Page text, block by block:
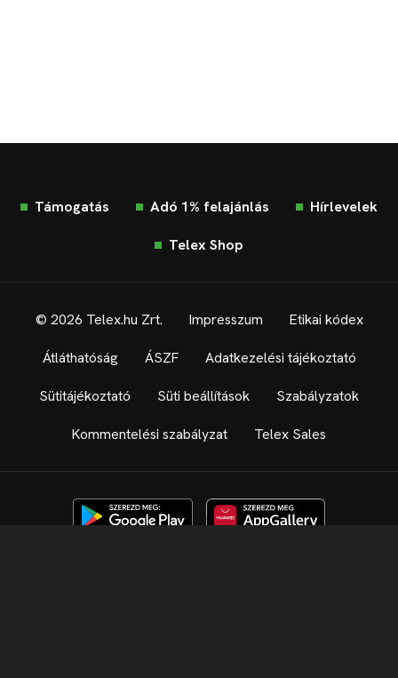
Támogatás Adó 1% felajánlás Hírlevelek
Telex Shop
© 2026 Telex.hu Zrt. Impresszum Etikai kódex
Átláthatóság ÁSZF Adatkezelési tájékoztató
Sütitájékoztató Süti beállítások Szabályzatok
Kommentelési szabályzat Telex Sales